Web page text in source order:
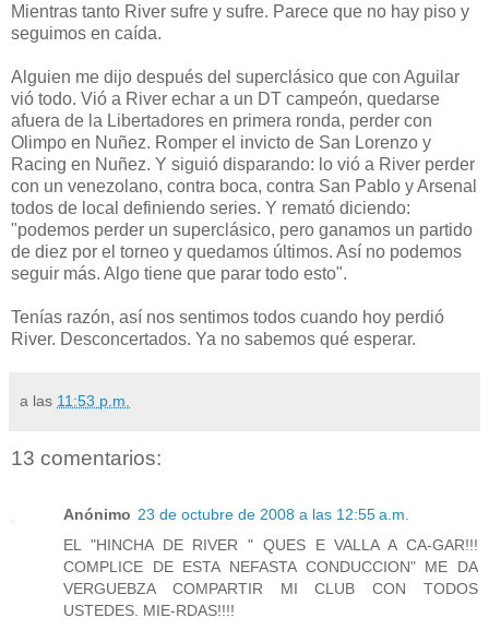
Mientras tanto River sufre y sufre. Parece que no hay piso y
seguimos en caída.
Alguien me dijo después del superclásico que con Aguilar
vió todo. Vió a River echar a un DT campeón, quedarse
afuera de la Libertadores en primera ronda, perder con
Olimpo en Nuñez. Romper el invicto de San Lorenzo y
Racing en Nuñez. Y siguió disparando: lo vió a River perder
con un venezolano, contra boca, contra San Pablo y Arsenal
todos de local definiendo series. Y remató diciendo:
"podemos perder un superclásico, pero ganamos un partido
de diez por el torneo y quedamos últimos. Así no podemos
seguir más. Algo tiene que parar todo esto".
Tenías razón, así nos sentimos todos cuando hoy perdió
River. Desconcertados. Ya no sabemos qué esperar.
a las 11:53 p.m.
13 comentarios:
Anónimo 23 de octubre de 2008 a las 12:55 a.m.
EL "HINCHA DE RIVER " QUES E VALLA A CA-GAR!!!
COMPLICE DE ESTA NEFASTA CONDUCCION" ME DA
VERGUEBZA COMPARTIR MI CLUB CON TODOS
USTEDES. MIE-RDAS!!!!